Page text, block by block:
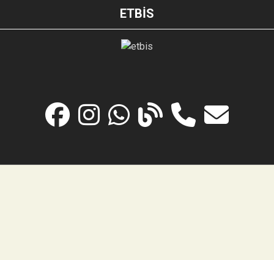
ETBİS